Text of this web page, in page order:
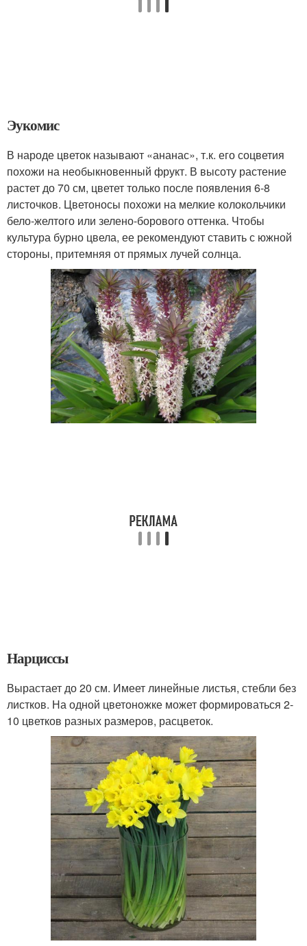
Эукомис
В народе цветок называют «ананас», т.к. его соцветия
похожи на необыкновенный фрукт. В высоту растение
растет до 70 см, цветет только после появления 6-8
листочков. Цветоносы похожи на мелкие колокольчики
бело-желтого или зелено-борового оттенка. Чтобы
культура бурно цвела, ее рекомендуют ставить с южной
стороны, притемняя от прямых лучей солнца.
Нарциссы
Вырастает до 20 см. Имеет линейные листья, стебли без
листков. На одной цветоножке может формироваться 2-
10 цветков разных размеров, расцветок.